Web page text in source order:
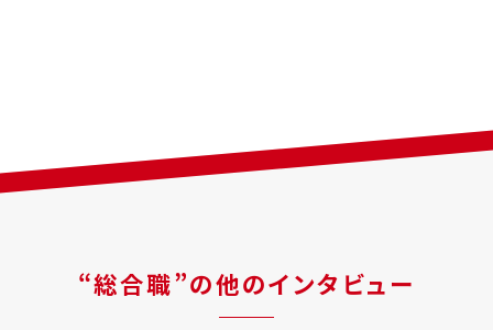
“総合職”の他のインタビュー